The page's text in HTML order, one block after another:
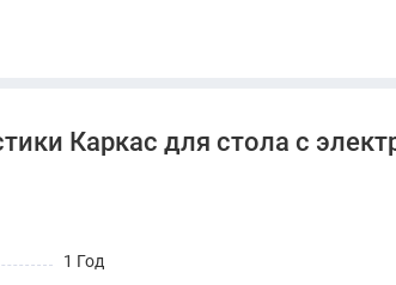
подъёма
дизайн
Каркас для стола с
1 Год